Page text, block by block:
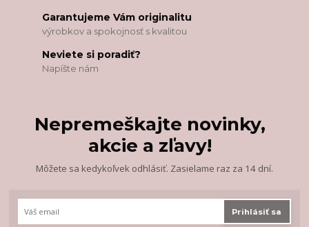
Garantujeme Vám originalitu
výrobkov a spokojnosť s kvalitou
Neviete si poradiť?
Napíšte nám
Nepremeškajte novinky,
akcie a zľavy!
Môžete sa kedykoľvek odhlásiť. Zasielame raz za 14 dní.
Prihlásiť sa